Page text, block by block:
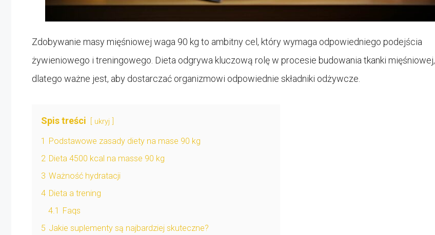
Zdobywanie masy mięśniowej waga 90 kg to ambitny cel, który wymaga odpowiedniego podejścia
żywieniowego i treningowego. Dieta odgrywa kluczową rolę w procesie budowania tkanki mięśniowej,
dlatego ważne jest, aby dostarczać organizmowi odpowiednie składniki odżywcze.
Spis treści ukryj
1 Podstawowe zasady diety na mase 90 kg
2 Dieta 4500 kcal na masse 90 kg
3 Ważność hydratacji
4 Dieta a trening
4.1 Faqs
5 Jakie suplementy są najbardziej skuteczne?